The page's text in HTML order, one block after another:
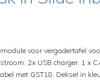
voor vergadertafel
2x USB charger, 1 x
met GST18. Deksel in